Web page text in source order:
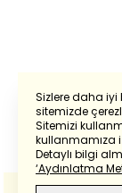
Sizlere daha
sitemizde
Sitemizi
kullanmamıza
Detaylı bilgi
‘Aydınlatma
Bu çeviride